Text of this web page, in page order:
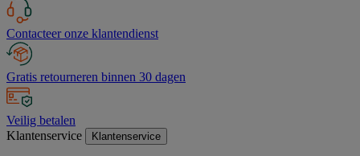
Contacteer onze klantendienst
Gratis retourneren binnen 30 dagen
Veilig betalen
Klantenservice
Klantenservice